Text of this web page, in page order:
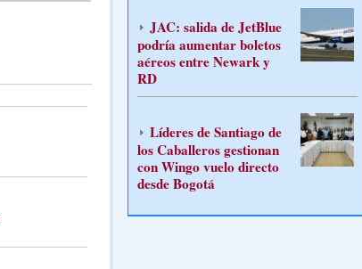
JAC: salida de JetBlue
podría aumentar boletos
aéreos entre Newark y
RD
Líderes de Santiago de
los Caballeros gestionan
con Wingo vuelo directo
desde Bogotá